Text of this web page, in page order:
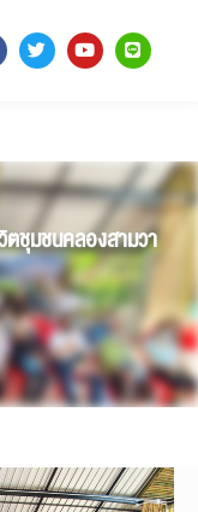
ชุมชนคลองสามวา